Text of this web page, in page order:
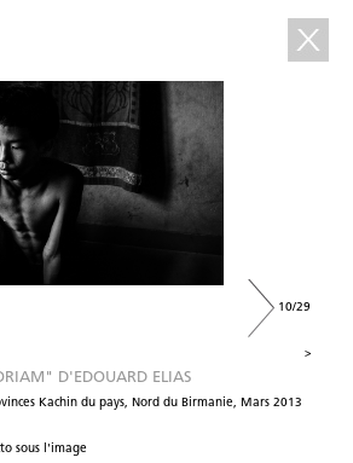
D'EDOUARD ELIAS
Kachin du pays, Nord du Birmanie, Mars 2013
sous l'image
>
10/29